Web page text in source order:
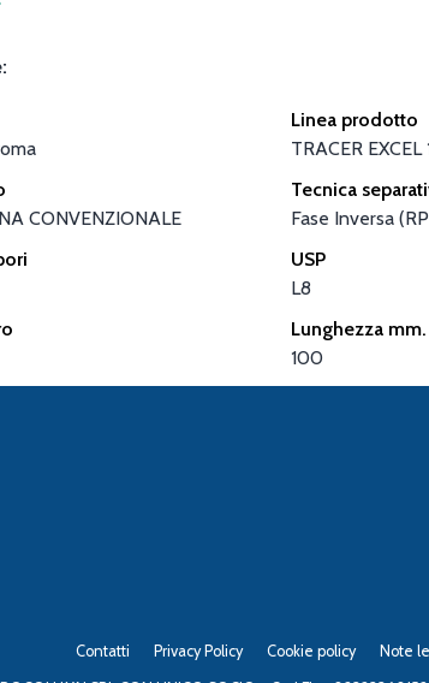
Linea prodotto
TRACER EXCEL
CONVENZIONALE
Tecnica
Fase Inversa
USP
L8
Lunghezza mm.
100
Contatti Privacy Policy Cookie policy Note